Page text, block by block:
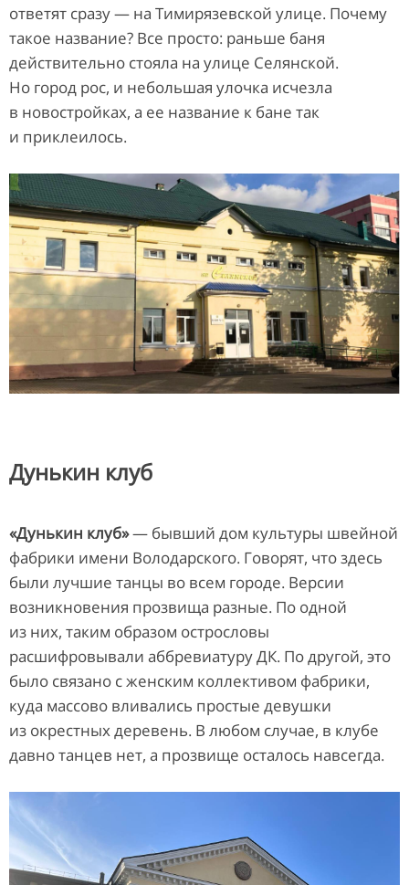
ответят сразу — на Тимирязевской улице. Почему
такое название? Все просто: раньше баня
действительно стояла на улице Селянской.
Но город рос, и небольшая улочка исчезла
в новостройках, а ее название к бане так
и приклеилось.
Дунькин клуб
«Дунькин клуб»— бывший дом культуры швейной
фабрики имени Володарского. Говорят, что здесь
были лучшие танцы во всем городе. Версии
возникновения прозвища разные. По одной
из них, таким образом острословы
расшифровывали аббревиатуру ДК. По другой, это
было связано с женским коллективом фабрики,
куда массово вливались простые девушки
из окрестных деревень. В любом случае, в клубе
давно танцев нет, а прозвище осталось навсегда.